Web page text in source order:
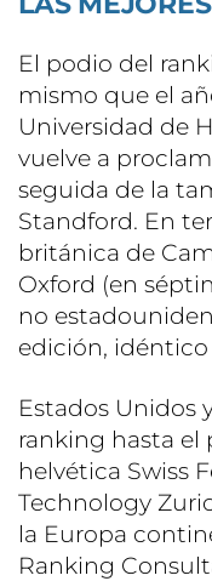
El podio del
mismo que el
Universidad de
vuelve a
seguida de la
Standford. En
británica de
Oxford (en
no
edición, idéntico
Estados Unidos
ranking hasta el
helvética Swiss
Technology
la Europa
Ranking